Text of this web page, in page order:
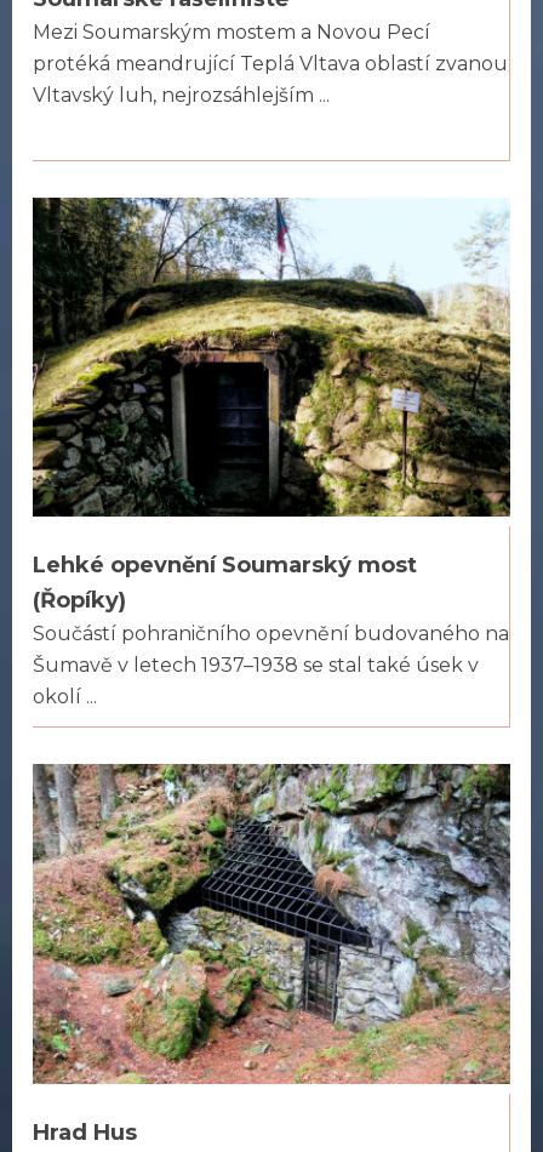
Mezi Soumarským mostem a Novou Pecí
protéká meandrující Teplá Vltava oblastí zvanou
Vltavský luh, nejrozsáhlejším ...
Lehké opevnění Soumarský most
(Řopíky)
Součástí pohraničního opevnění budovaného na
Šumavě v letech 1937–1938 se stal také úsek v
okolí ...
Hrad Hus